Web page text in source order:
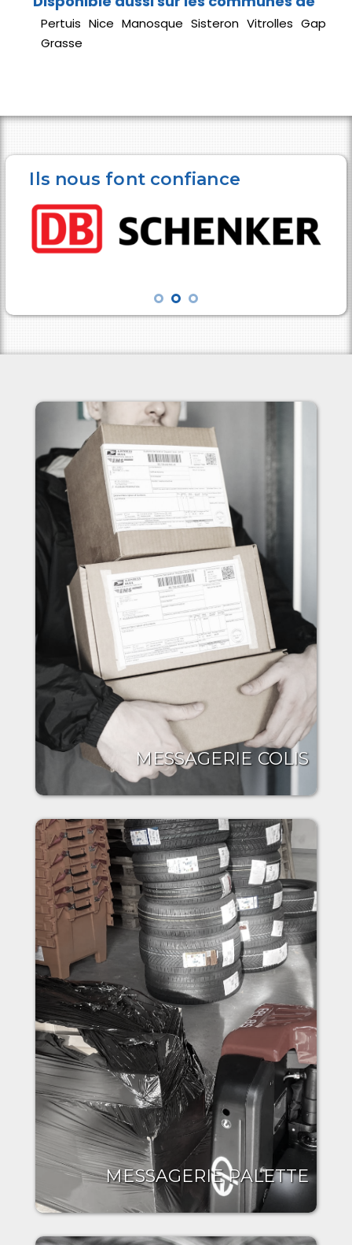
Pertuis Nice Manosque Sisteron Vitrolles Gap
Grasse
Ils nous font confiance
MESSAGERIE COLIS
MESSAGERIE PALETTE